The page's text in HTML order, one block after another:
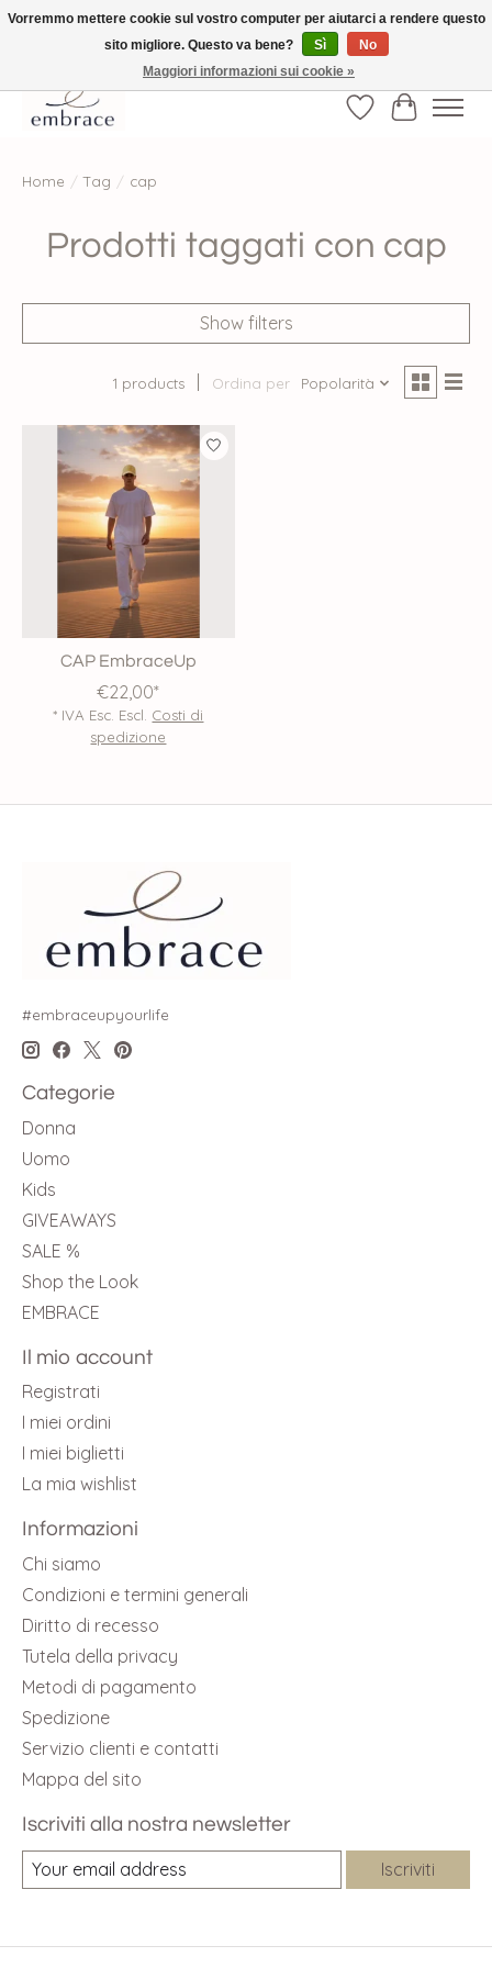
√ Versandkostenfrei ab € 40-, √ Made with Love and Happiness √Exklusiv und
nur hier im Onlineshop √high-quality & long-lasting fashion
Lista deiCarrello
Home / Tag / cap
Prodotti taggati con cap
Show filters
1 products Ordina per Popolarità
CAP EmbraceUp
€22,00*
* IVA Esc. Escl. Costi di
spedizione
#embraceupyourlife
Categorie
Donna
Uomo
Kids
GIVEAWAYS
SALE %
Shop the Look
EMBRACE
Il mio account
Registrati
I miei ordini
I miei biglietti
La mia wishlist
Informazioni
Chi siamo
Condizioni e termini generali
Diritto di recesso
Tutela della privacy
Metodi di pagamento
Spedizione
Servizio clienti e contatti
Mappa del sito
Iscriviti alla nostra newsletter
Iscriviti
Vorremmo mettere cookie sul vostro computer per aiutarci a rendere questo
sito migliore. Questo va bene?
Sì
No
Maggiori informazioni sui cookie »